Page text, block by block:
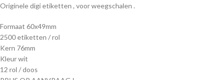
Originele digi etiketten , voor weegschalen .
Formaat 60x49mm
2500 etiketten / rol
Kern 76mm
Kleur wit
12 rol / doos